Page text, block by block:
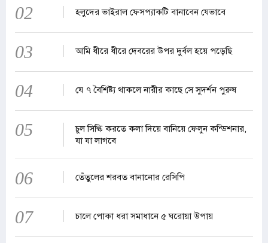
02 হলুদের ভাইরাল ফেসপ্যাকটি বানাবেন যেভাবে
03 আমি ধীরে ধীরে দেবরের উপর দুর্বল হয়ে পড়েছি
04 যে ৭ বৈশিষ্ট্য থাকলে নারীর কাছে সে সুদর্শন পুরুষ
05
চুল সিল্কি করতে কলা দিয়ে বানিয়ে ফেলুন কন্ডিশনার,
যা যা লাগবে
06 তেঁতুলের শরবত বানানোর রেসিপি
07 চালে পোকা ধরা সমাধানে ৫ ঘরোয়া উপায়